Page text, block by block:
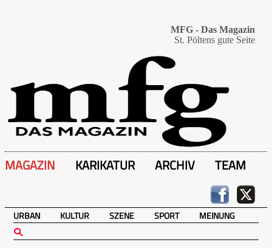
MFG - Das Magazin
St. Pöltens gute Seite
MAGAZIN KARIKATUR ARCHIV TEAM
URBAN KULTUR SZENE SPORT MEINUNG